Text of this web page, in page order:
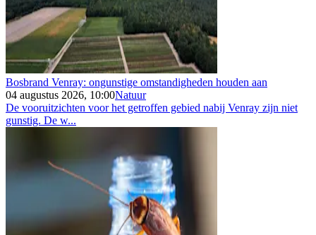
Bosbrand Venray: ongunstige omstandigheden houden aan
04 augustus 2026, 10:00Natuur
De vooruitzichten voor het getroffen gebied nabij Venray zijn niet
gunstig. De w...